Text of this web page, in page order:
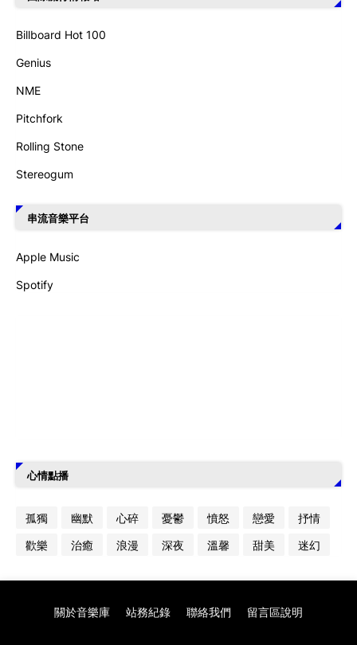
Billboard Hot 100
Genius
NME
Pitchfork
Rolling Stone
Stereogum
串流音樂平台
Apple Music
Spotify
心情點播
孤獨 幽默 心碎 憂鬱 憤怒 戀愛
抒情
歡樂
治癒 浪漫 深夜 溫馨 甜美 迷幻
關於音樂庫 站務紀錄 聯絡我們 留言區說明